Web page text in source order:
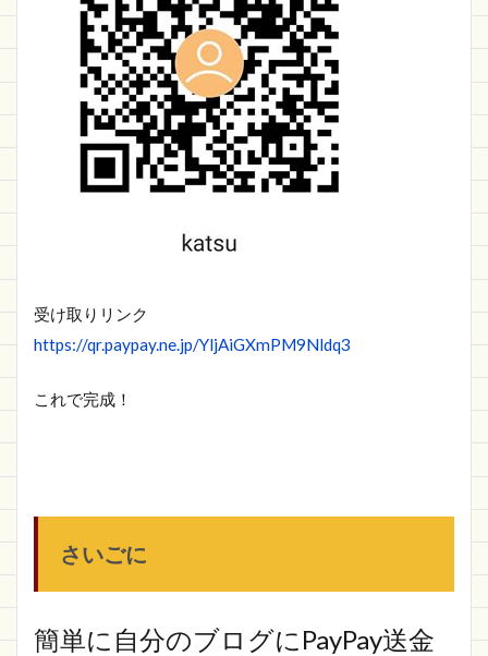
受け取りリンク
https://qr.paypay.ne.jp/YljAiGXmPM9Nldq3
これで完成！
さいごに
簡単に自分のブログにPayPay送金